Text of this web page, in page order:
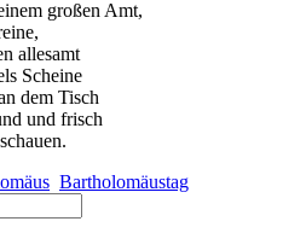
großen Amt,
allesamt
Scheine
dem Tisch
und frisch
Bartholomäustag